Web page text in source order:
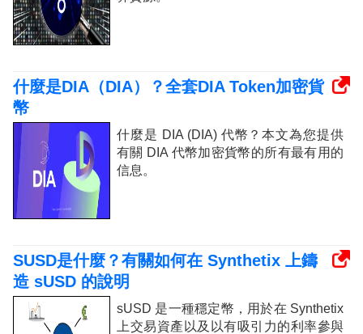
什麼是DIA（DIA）？全套DIA Token加密貨
幣
什麼是 DIA (DIA) 代幣？本文為您提供
有關 DIA 代幣加密貨幣的所有最有用的
信息。
SUSD是什麼？有關如何在 Synthetix 上鑄
造 sUSD 的說明
sUSD 是一種穩定幣，用於在 Synthetix
上交易資產以及以有吸引力的利率參與